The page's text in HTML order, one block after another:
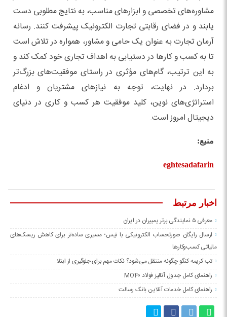
مشاوره‌های تخصصی و ابزارهای مناسب، به نتایج مطلوبی دست
یابند و در فضای رقابتی تجارت الکترونیک پیشرفت کنند. رسانه
آرمان تجارت به عنوان یک حامی و مشاور، همواره در تلاش است
تا به کسب و کارها در دستیابی به اهداف تجاری خود کمک کند و
به این ترتیب، گام‌های مؤثری در راستای موفقیت‌های بزرگ‌تر
بردارد. در نهایت، توجه به نیازهای مشتریان و ادغام
استراتژی‌های نوین، کلید موفقیت هر کسب و کاری در دنیای
دیجیتال امروز است.
منبع:
eghtesadafarin
اخبار مرتبط
معرفی ۵ نمایندگی برتر پمپیران در ایران
ارسال رایگان صورتحساب الکترونیکی با تیس؛ مسیری ساده‌تر برای کاهش ریسک‌های
مالیاتی کسب‌وکارها
تب کریمه کنگو چگونه منتقل می‌شود؟ نکات مهم برای جلوگیری از ابتلا
راهنمای کامل جدول آنالیز فولاد MO40
راهنمای کامل خدمات آنلاین بانک رسالت